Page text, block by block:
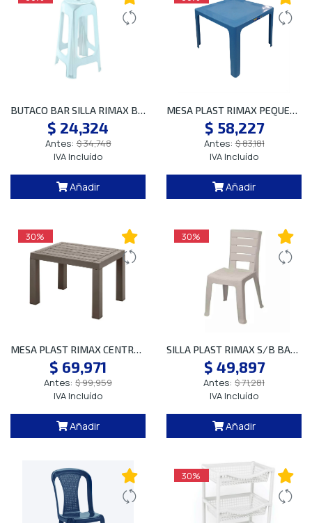
Tecnología,
Electrodomésticos
Mobiliario
Ergonomía
Contáctenos
BUTACO BAR SILLA RIMAX BLANCO 5950 SP
$ 24,324
Antes: $ 34,748
IVA Incluído
Añadir
MESA PLAST RIMAX PEQUENIN COLORES (SP)
$ 58,227
Antes: $ 83,181
IVA Incluído
Añadir
30%
MESA PLAST RIMAX CENTRO BARU MOCCA 12565
$ 69,971
Antes: $ 99,959
IVA Incluído
Añadir
30%
SILLA PLAST RIMAX S/B BARU TAUPE 12966
$ 49,897
Antes: $ 71,281
IVA Incluído
Añadir
30%